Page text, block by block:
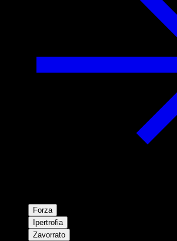
Forza
Ipertrofia
Zavorrato